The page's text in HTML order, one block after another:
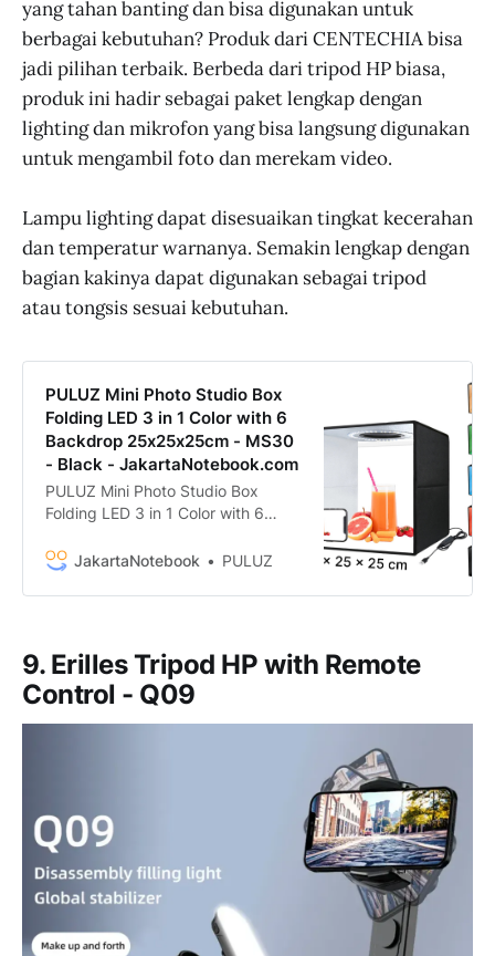
yang tahan banting dan bisa digunakan untuk
berbagai kebutuhan? Produk dari CENTECHIA bisa
jadi pilihan terbaik. Berbeda dari tripod HP biasa,
produk ini hadir sebagai paket lengkap dengan
lighting dan mikrofon yang bisa langsung digunakan
untuk mengambil foto dan merekam video.
Lampu lighting dapat disesuaikan tingkat kecerahan
dan temperatur warnanya. Semakin lengkap dengan
bagian kakinya dapat digunakan sebagai tripod
atau tongsis sesuai kebutuhan.
PULUZ Mini Photo Studio Box
Folding LED 3 in 1 Color with 6
Backdrop 25x25x25cm - MS30
- Black - JakartaNotebook.com
PULUZ Mini Photo Studio Box
Folding LED 3 in 1 Color with 6
termurah. Dapatkan dengan
Box Folding LED 3 in 1 Color with 6
Hanya di JakartaNotebook.com.
JakartaNotebook PULUZ
9. Erilles Tripod HP with Remote
Control - Q09